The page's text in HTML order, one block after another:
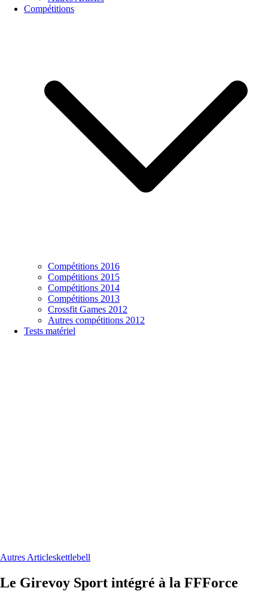
Compétitions
Compétitions 2016
Compétitions 2015
Compétitions 2014
Compétitions 2013
Crossfit Games 2012
Autres compétitions 2012
Tests matériel
Autres Articleskettlebell
Le Girevoy Sport intégré à la FFForce